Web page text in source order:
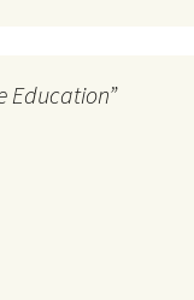
Education”